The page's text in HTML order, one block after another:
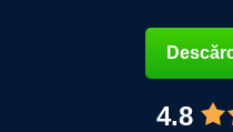
4.8